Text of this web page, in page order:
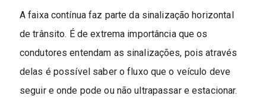
A faixa contínua faz parte da sinalização horizontal
de trânsito. É de extrema importância que os
condutores entendam as sinalizações, pois através
delas é possível saber o fluxo que o veículo deve
seguir e onde pode ou não ultrapassar e estacionar.